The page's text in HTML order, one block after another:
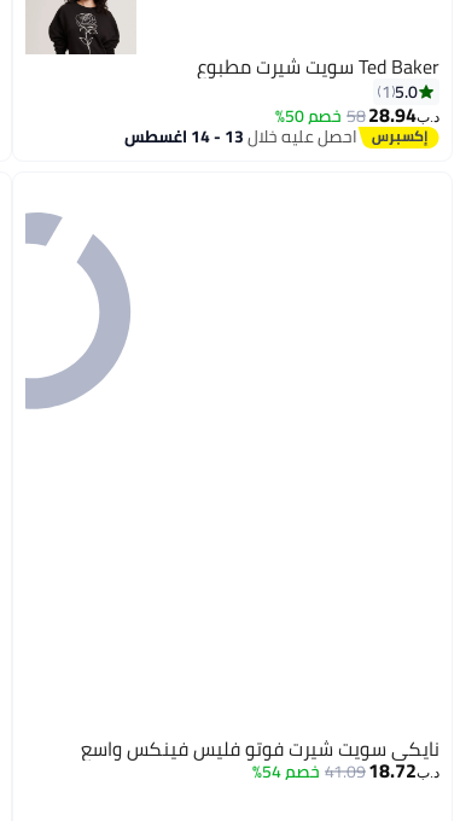
Ted Baker سويت شيرت مطبوع
5.0
1
د.ب‏28.94
58 خصم 50%
احصل عليه خلال13 - 14 اغسطس
نايكي سويت شيرت فوتو فليس فينكس واسع
د.ب‏18.72
41.09خصم 54%